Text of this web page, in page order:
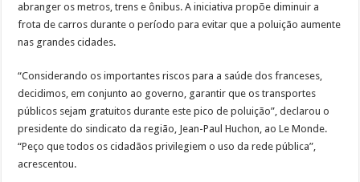
abranger os metros, trens e ônibus. A iniciativa propõe diminuir a
frota de carros durante o período para evitar que a poluição aumente
nas grandes cidades.
“Considerando os importantes riscos para a saúde dos franceses,
decidimos, em conjunto ao governo, garantir que os transportes
públicos sejam gratuitos durante este pico de poluição”, declarou o
presidente do sindicato da região, Jean-Paul Huchon, ao Le Monde.
“Peço que todos os cidadãos privilegiem o uso da rede pública”,
acrescentou.